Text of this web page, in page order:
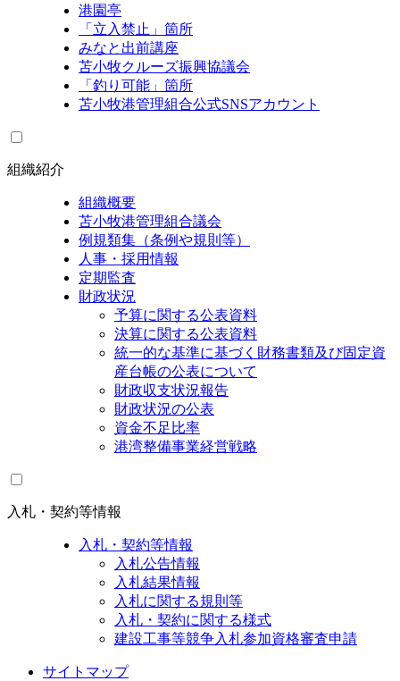
港園亭
「立入禁止」箇所
みなと出前講座
苫小牧クルーズ振興協議会
「釣り可能」箇所
苫小牧港管理組合公式SNSアカウント
組織紹介
組織概要
苫小牧港管理組合議会
例規類集（条例や規則等）
人事・採用情報
定期監査
財政状況
予算に関する公表資料
決算に関する公表資料
統一的な基準に基づく財務書類及び固定資
産台帳の公表について
財政収支状況報告
財政状況の公表
資金不足比率
港湾整備事業経営戦略
入札・契約等情報
入札・契約等情報
入札公告情報
入札結果情報
入札に関する規則等
入札・契約に関する様式
建設工事等競争入札参加資格審査申請
サイトマップ